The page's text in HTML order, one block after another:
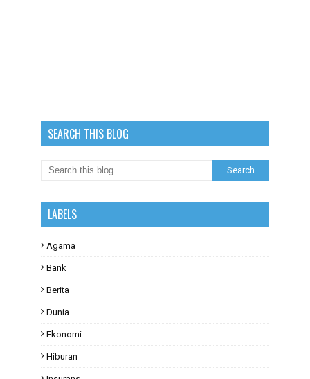
SEARCH THIS BLOG
LABELS
Agama
Bank
Berita
Dunia
Ekonomi
Hiburan